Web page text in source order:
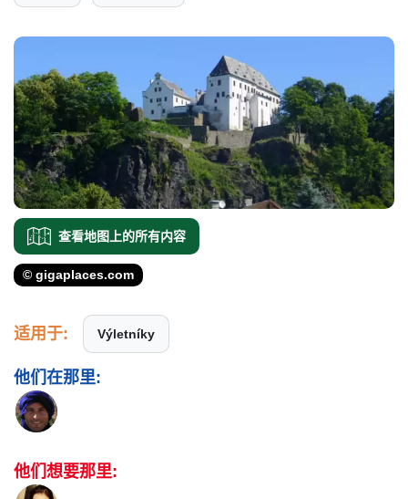
查看地图上的所有内容
© gigaplaces.com
适用于: Výletníky
他们在那里:
他们想要那里: